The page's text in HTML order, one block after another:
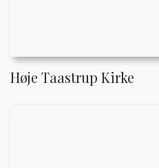
Høje Taastrup Kirke